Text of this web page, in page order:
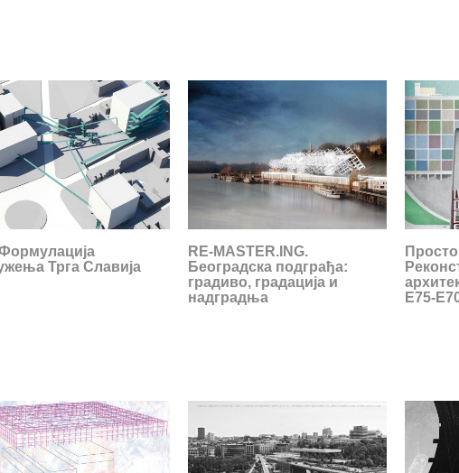
Трга Славија
RE-MASTER.ING.
Београдска подграђа:
градиво, градација и
надградња
E75-